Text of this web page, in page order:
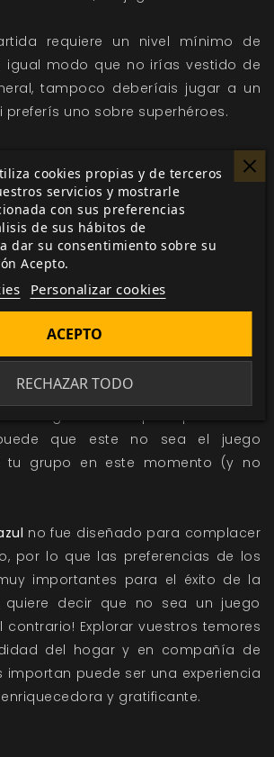
requiere un nivel mínimo de
igual modo que no irías vestido de
tampoco deberíais jugar a un
preferís uno sobre superhéroes.
está diseñado para forzar los
de nuestra mente y ejercitar
que todos tenemos, pero
de que algunas personas se
o perturbadas por el contenido
violencia contra las mujeres y la
obrar con libertad son dos ejemplos
a superar los contenidos más
surgir sin estropear por ello la
que este no sea el juego
tu grupo en este momento (y no
no fue diseñado para complacer
por lo que las preferencias de los
importantes para el éxito de la
quiere decir que no sea un juego
contrario! Explorar vuestros temores
del hogar y en compañía de
importan puede ser una experiencia
y gratificante.
cookies propias y de terceros
servicios y mostrarle
con sus preferencias
de sus hábitos de
dar su consentimiento sobre su
Acepto.
Personalizar cookies
RECHAZAR TODO
ACEPTO